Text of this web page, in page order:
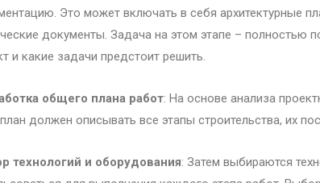
Это может включать в себя архитектурные
документы. Задача на этом этапе – полностью
и какие задачи предстоит решить.
общего плана работ: На основе анализа
должен описывать все этапы строительства, их
технологий и оборудования: Затем выбираются